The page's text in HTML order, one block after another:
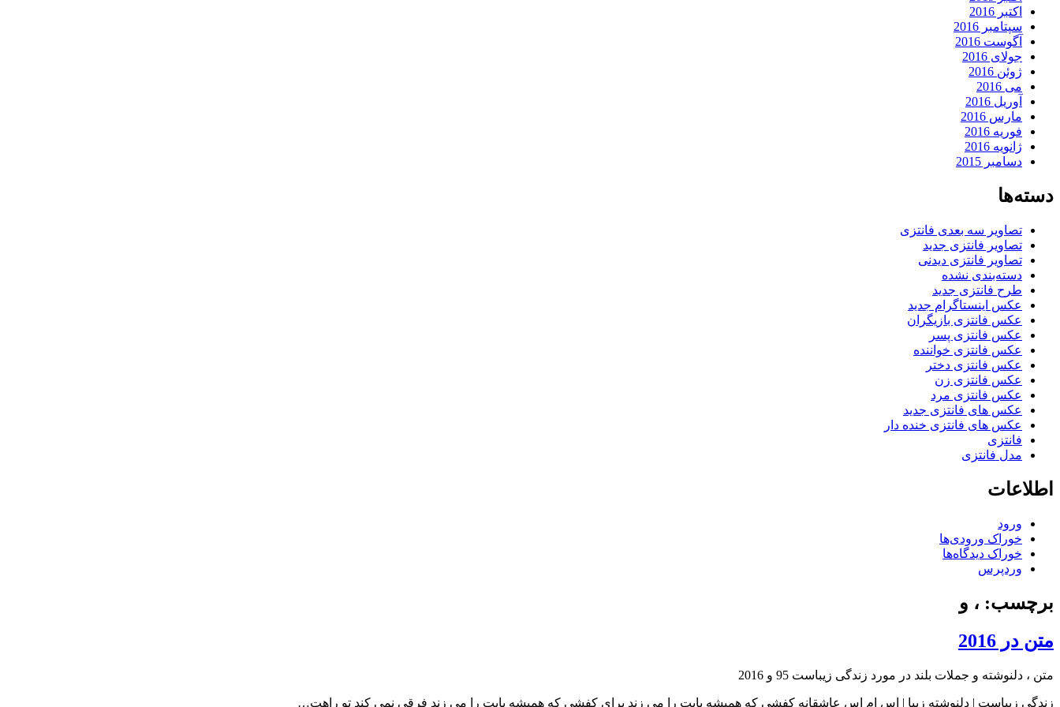
اکتبر 2016
سپتامبر 2016
آگوست 2016
جولای 2016
ژوئن 2016
می 2016
آوریل 2016
مارس 2016
فوریه 2016
ژانویه 2016
دسامبر 2015
دسته‌ها
تصاویر سه بعدی فانتزی
تصاویر فانتزی جدید
تصاویر فانتزی دیدنی
دسته‌بندی نشده
طرح فانتزی جدید
عکس اینستاگرام جدید
عکس فانتزی بازیگران
عکس فانتزی پسر
عکس فانتزی خواننده
عکس فانتزی دختر
عکس فانتزی زن
عکس فانتزی مرد
عکس های فانتزی جدید
عکس های فانتزی خنده دار
فانتزی
مدل فانتزی
اطلاعات
ورود
خوراک ورودی‌ها
خوراک دیدگاه‌ها
وردپرس
برچسب: ، و
متن در 2016
متن ، دلنوشته و جملات بلند در مورد زندگی زیباست 95 و 2016
زندگی زیباست | دلنوشته زیبا | اس ام اس عاشقانه کفشی که همیشه پایت را می زند برای کفشی که همیشه پایت را می زند فرقی نمی کند تو راهت…